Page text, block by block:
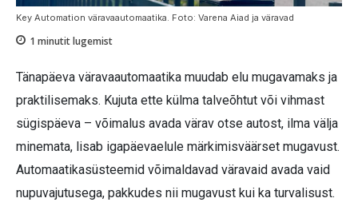
Key Automation väravaautomaatika. Foto: Varena Aiad ja väravad
1 minutit lugemist
Tänapäeva väravaautomaatika muudab elu mugavamaks ja
praktilisemaks. Kujuta ette külma talveõhtut või vihmast
sügispäeva – võimalus avada värav otse autost, ilma välja
minemata, lisab igapäevaelule märkimisväärset mugavust.
Automaatikasüsteemid võimaldavad väravaid avada vaid
nupuvajutusega, pakkudes nii mugavust kui ka turvalisust.